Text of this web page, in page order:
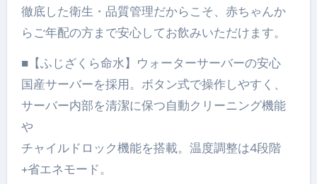
徹底した衛生・品質管理だからこそ、赤ちゃんか
らご年配の方まで安心してお飲みいただけます。
■【ふじざくら命水】ウォーターサーバーの安心
国産サーバーを採用。ボタン式で操作しやすく、
サーバー内部を清潔に保つ自動クリーニング機能
や
チャイルドロック機能を搭載。温度調整は4段階
+省エネモード。